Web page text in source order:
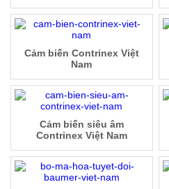
Cảm biến Contrinex Việt
Nam
Cảm biến siêu âm
Contrinex Việt Nam